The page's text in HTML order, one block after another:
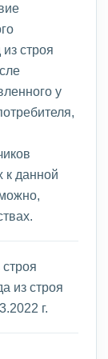
строя
у
к данной
из строя
г.